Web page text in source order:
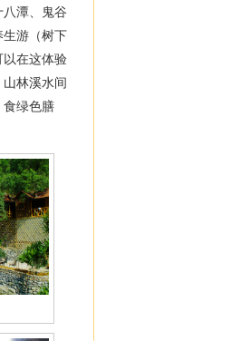
潭、鬼谷
生游（树下
以在这体验
林溪水间
食绿色膳